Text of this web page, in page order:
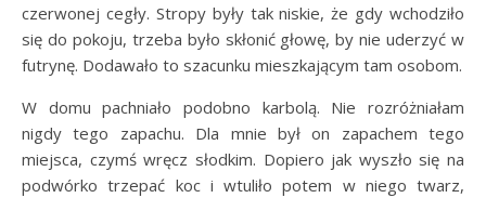
czerwonej cegły. Stropy były tak niskie, że gdy wchodziło
się do pokoju, trzeba było skłonić głowę, by nie uderzyć w
futrynę. Dodawało to szacunku mieszkającym tam osobom.
W domu pachniało podobno karbolą. Nie rozróżniałam
nigdy tego zapachu. Dla mnie był on zapachem tego
miejsca, czymś wręcz słodkim. Dopiero jak wyszło się na
podwórko trzepać koc i wtuliło potem w niego twarz,